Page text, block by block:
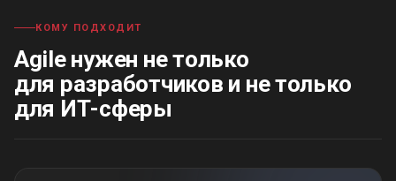
КОМУ ПОДХОДИТ
Agile нужен не только
для разработчиков и не только
для ИТ-сферы